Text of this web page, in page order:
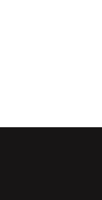
Tendências E
Essenciais Para